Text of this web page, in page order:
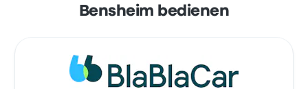
Bensheim bedienen